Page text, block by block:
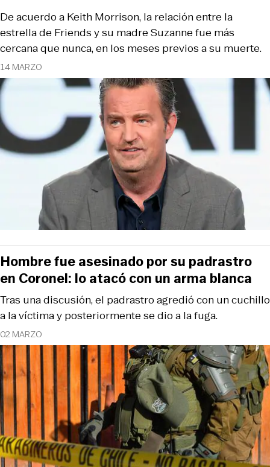
14 MARZO
De acuerdo a Keith Morrison, la relación entre la
estrella de Friends y su madre Suzanne fue más
cercana que nunca, en los meses previos a su muerte.
02 MARZO
Tras una discusión, el padrastro agredió con un cuchillo
a la víctima y posteriormente se dio a la fuga.
Hombre fue asesinado por su padrastro
en Coronel: lo atacó con un arma blanca